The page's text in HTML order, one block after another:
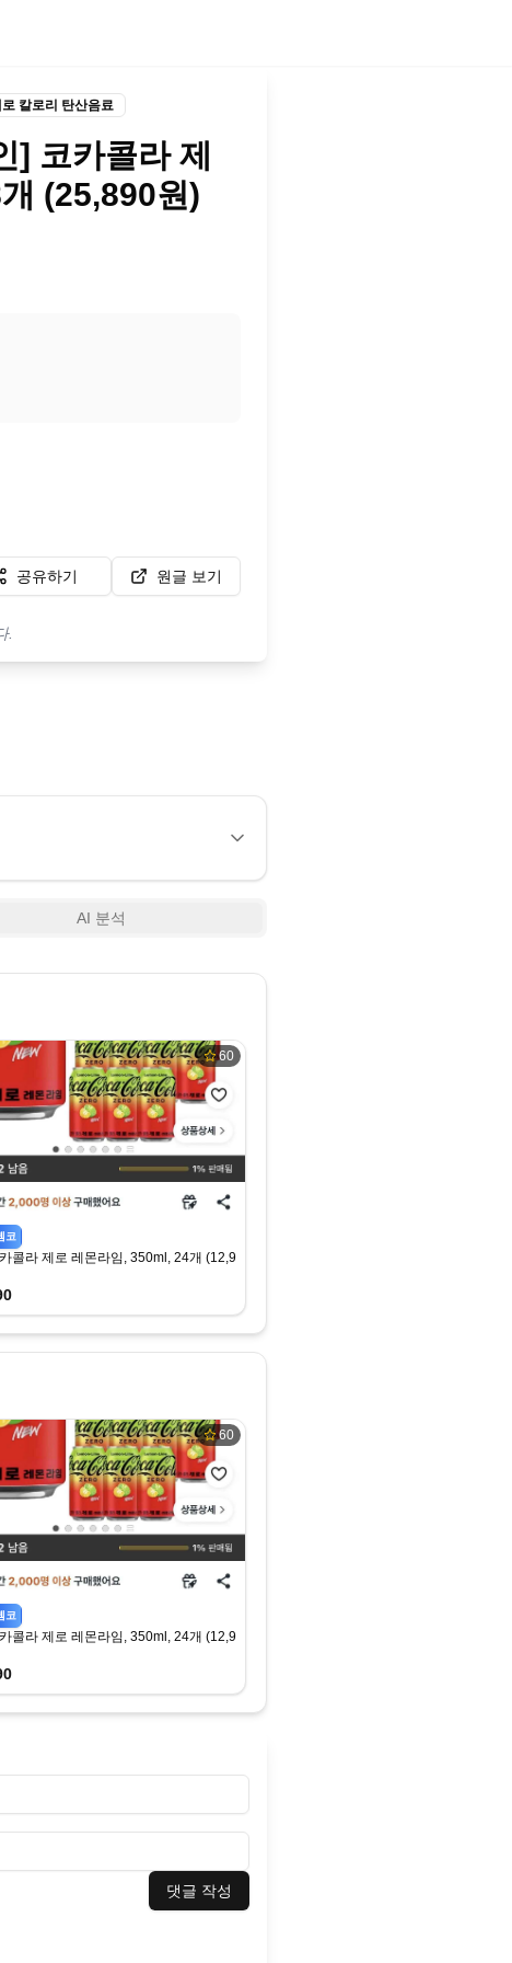
칼로리 탄산음료
] 코카콜라 제
(25,890원)
공유하기 원글 보기
.
AI 분석
60
코
콜라 제로 레몬라임, 350ml, 24개 (12,990원) (무료)
60
코
콜라 제로 레몬라임, 350ml, 24개 (12,990원) (무료)
댓글 작성